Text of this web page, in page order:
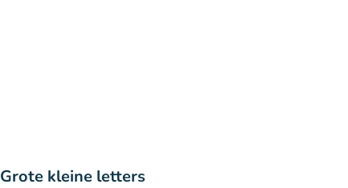
Grote kleine letters